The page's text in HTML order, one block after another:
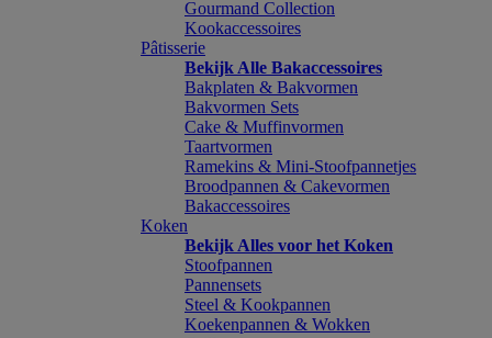
Gourmand Collection
Kookaccessoires
Pâtisserie
Bekijk Alle Bakaccessoires
Bakplaten & Bakvormen
Bakvormen Sets
Cake & Muffinvormen
Taartvormen
Ramekins & Mini-Stoofpannetjes
Broodpannen & Cakevormen
Bakaccessoires
Koken
Bekijk Alles voor het Koken
Stoofpannen
Pannensets
Steel & Kookpannen
Koekenpannen & Wokken